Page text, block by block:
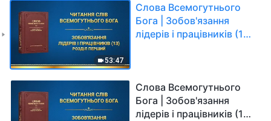
53:47
Слова Всемогутнього
Бога | Зобов'язання
лідерів і працівників (13).
Слова Всемогутнього
Бога | Зобов'язання
лідерів і працівників (13).